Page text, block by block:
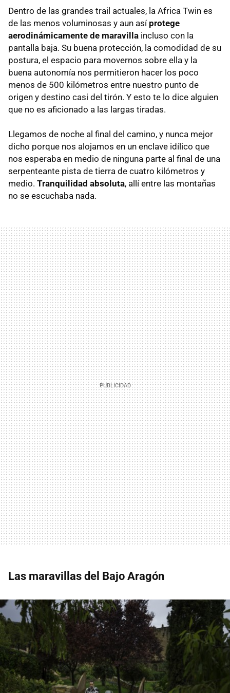
Dentro de las grandes trail actuales, la Africa Twin es
de las menos voluminosas y aun así protege
aerodinámicamente de maravilla incluso con la
pantalla baja. Su buena protección, la comodidad de su
postura, el espacio para movernos sobre ella y la
buena autonomía nos permitieron hacer los poco
menos de 500 kilómetros entre nuestro punto de
origen y destino casi del tirón. Y esto te lo dice alguien
que no es aficionado a las largas tiradas.
Llegamos de noche al final del camino, y nunca mejor
dicho porque nos alojamos en un enclave idílico que
nos esperaba en medio de ninguna parte al final de una
serpenteante pista de tierra de cuatro kilómetros y
medio. Tranquilidad absoluta, allí entre las montañas
no se escuchaba nada.
Las maravillas del Bajo Aragón